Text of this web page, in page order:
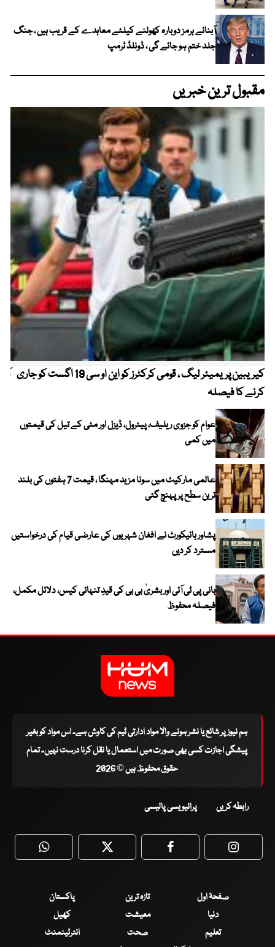
آبنائے ہرمز دوبارہ کھولنے کیلئے معاہدے کے قریب ہیں ، جنگ
جلد ختم ہو جائے گی ، ڈونلڈ ٹرمپ
مقبول ترین خبریں
کیریبین پریمیئر لیگ ، قومی کرکٹرز کو این او سی 19 اگست کو جاری
کرنے کا فیصلہ
عوام کو جزوی ریلیف، پیٹرول، ڈیزل اور مٹی کے تیل کی قیمتوں
میں کمی
عالمی مارکیٹ میں سونا مزید مہنگا ، قیمت 7 ہفتوں کی بلند
ترین سطح پر پہنچ گئی
پشاور ہائیکورٹ نے افغان شہریوں کی عارضی قیام کی درخواستیں
مسترد کر دیں
بانی پی ٹی آئی اور بشریٰ بی بی کی قیدِ تنہائی کیس، دلائل مکمل،
فیصلہ محفوظ
ہم نیوز پر شائع یا نشر ہونے والا مواد ادارتی ٹیم کی کاوش ہے۔ اس مواد کو بغیر
پیشگی اجازت کسی بھی صورت میں استعمال یا نقل کرنا درست نہیں۔ تمام
حقوق محفوظ ہیں © 2026
رابطہ کریں پرائیویسی پالیسی
WhatsApp Twitter Facebook
صفحۂ اول تازہ ترین
پاکستان
دنیا
معیشت
کھیل
تعلیم
صحت
انٹرٹینمنٹ